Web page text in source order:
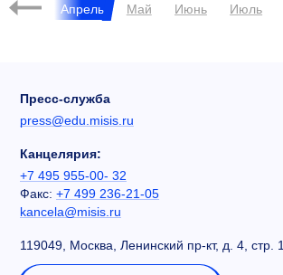
Март Апрель Май Июнь Июль
Пресс-служба
press@edu.misis.ru
Канцелярия:
+7 495 955-00- 32
Факс: +7 499 236-21-05
kancela@misis.ru
119049, Москва, Ленинский пр-кт, д. 4, стр. 1